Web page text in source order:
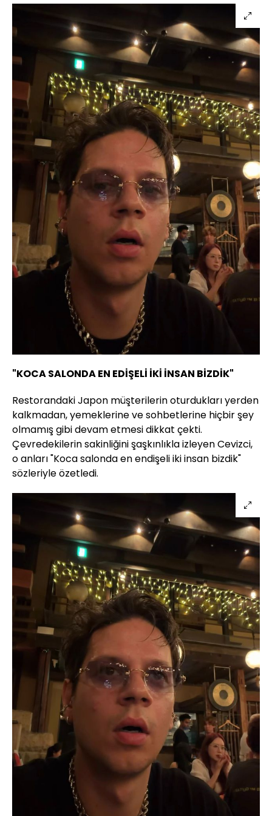
"KOCA SALONDA EN EDİŞELİ İKİ İNSAN BİZDİK"
Restorandaki Japon müşterilerin oturdukları yerden
kalkmadan, yemeklerine ve sohbetlerine hiçbir şey
olmamış gibi devam etmesi dikkat çekti.
Çevredekilerin sakinliğini şaşkınlıkla izleyen Cevizci,
o anları "Koca salonda en endişeli iki insan bizdik"
sözleriyle özetledi.